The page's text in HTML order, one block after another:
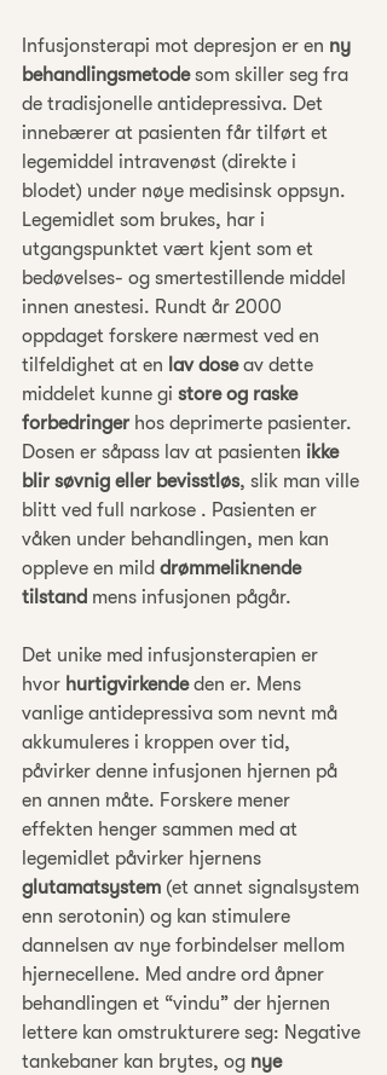
Infusjonsterapi mot depresjon er en ny
behandlingsmetode som skiller seg fra
de tradisjonelle antidepressiva. Det
innebærer at pasienten får tilført et
legemiddel intravenøst (direkte i
blodet) under nøye medisinsk oppsyn.
Legemidlet som brukes, har i
utgangspunktet vært kjent som et
bedøvelses- og smertestillende middel
innen anestesi. Rundt år 2000
oppdaget forskere nærmest ved en
tilfeldighet at en lav dose av dette
middelet kunne gi store og raske
forbedringer hos deprimerte pasienter.
Dosen er såpass lav at pasienten ikke
blir søvnig eller bevisstløs, slik man ville
blitt ved full narkose . Pasienten er
våken under behandlingen, men kan
oppleve en mild drømmeliknende
tilstand mens infusjonen pågår.
Det unike med infusjonsterapien er
hvor hurtigvirkende den er. Mens
vanlige antidepressiva som nevnt må
akkumuleres i kroppen over tid,
påvirker denne infusjonen hjernen på
en annen måte. Forskere mener
effekten henger sammen med at
legemidlet påvirker hjernens
glutamatsystem (et annet signalsystem
enn serotonin) og kan stimulere
dannelsen av nye forbindelser mellom
hjernecellene. Med andre ord åpner
behandlingen et “vindu” der hjernen
lettere kan omstrukturere seg: Negative
tankebaner kan brytes, og nye